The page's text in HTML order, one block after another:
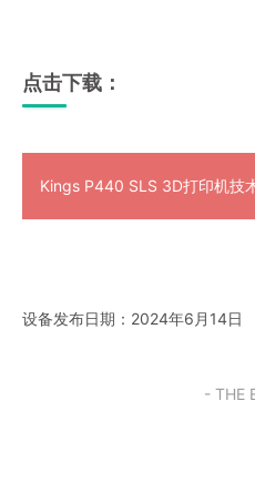
点击下载：
Kings P440 SLS 3D打印机技
设备发布日期：2024年6月14日
- THE